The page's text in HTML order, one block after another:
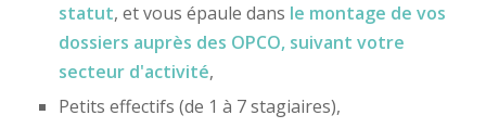
statut, et vous épaule dans le montage de vos
dossiers auprès des OPCO, suivant votre
secteur d'activité,
Petits effectifs (de 1 à 7 stagiaires),